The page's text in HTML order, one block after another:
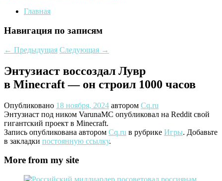
Главная
Навигация по записям
← Предыдущая Следующая →
Энтузиаст воссоздал Лувр
в Minecraft — он строил 1000 часов
Опубликовано 18 ноября, 2024 автором Cq.ru
Энтузиаст под ником VarunaMC опубликовал на Reddit свой
гигантский проект в Minecraft.
Запись опубликована автором Cq.ru в рубрике Игры. Добавьте
в закладки постоянную ссылку.
More from my site